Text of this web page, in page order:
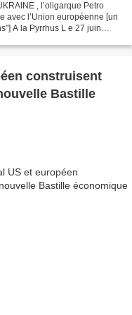
, l’oligarque Petro
avec l’Union européenne [un
A la Pyrrhus L e 27 juin
construisent
Bastille